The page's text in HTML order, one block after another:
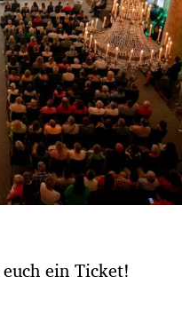
ein Ticket!